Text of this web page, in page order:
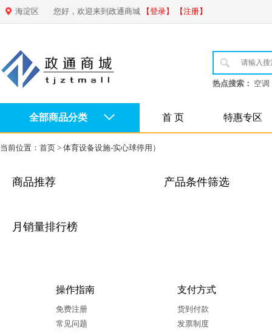
海淀区 您好，欢迎来到政通商城 【登录】 【注册】
热点搜索： 空调
全部商品分类 首 页 特惠专区
当前位置： 首页 > 体育设备设施-实心球停用）
商品推荐
月销量排行榜
产品条件筛选
操作指南
免费注册
常见问题
支付方式
货到付款
发票制度